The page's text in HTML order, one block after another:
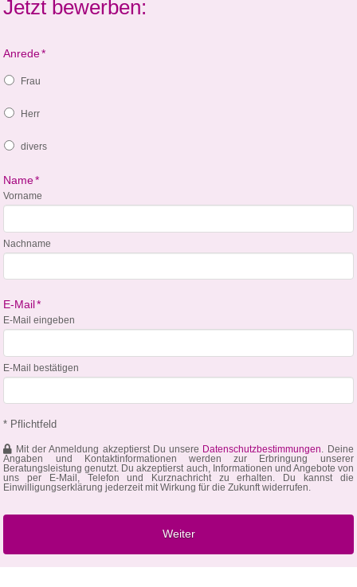
Jetzt bewerben:
Anrede*
Frau
Herr
divers
Name*
Vorname
Nachname
E-Mail*
E-Mail eingeben
E-Mail bestätigen
* Pflichtfeld
Mit der Anmeldung akzeptierst Du unsere Datenschutzbestimmungen. Deine
Angaben und Kontaktinformationen werden zur Erbringung unserer
Beratungsleistung genutzt. Du akzeptierst auch, Informationen und Angebote von
uns per E-Mail, Telefon und Kurznachricht zu erhalten. Du kannst die
Einwilligungserklärung jederzeit mit Wirkung für die Zukunft widerrufen.